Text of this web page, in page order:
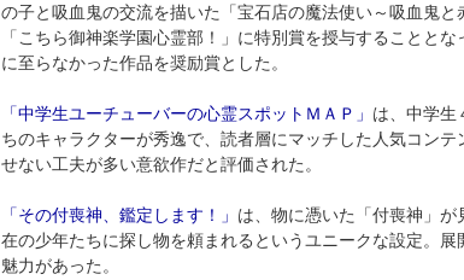
の子と吸血鬼の交流を描いた「宝石店の魔法使い～吸血鬼
「こちら御神楽学園心霊部！」に特別賞を授与することと
に至らなかった作品を奨励賞とした。
「中学生ユーチューバーの心霊スポットＭＡＰ」 は、中学生
ちのキャラクターが秀逸で、読者層にマッチした人気コン
せない工夫が多い意欲作だと評価された。
「その付喪神、鑑定します！」 は、物に憑いた「付喪神」
在の少年たちに探し物を頼まれるというユニークな設定。
魅力があった。